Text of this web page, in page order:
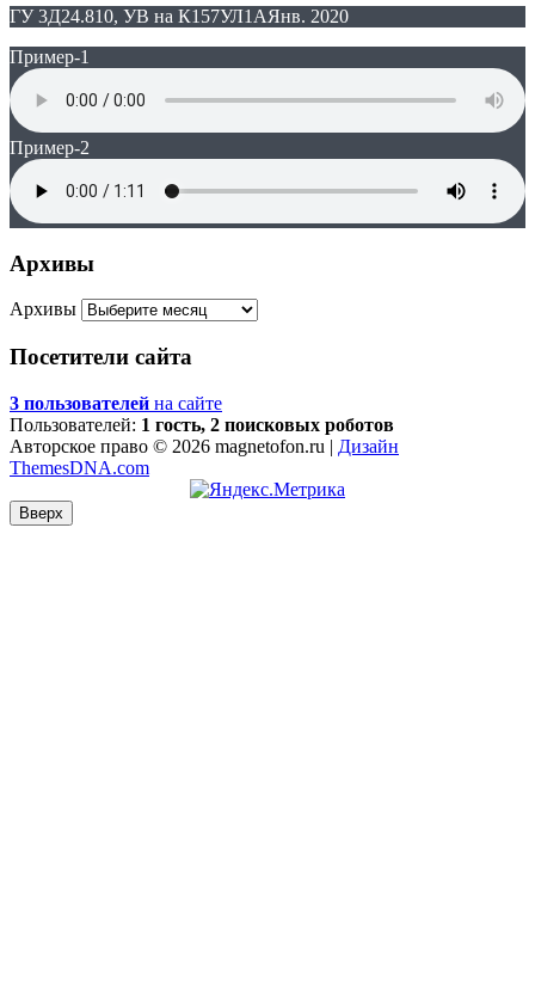
ГУ 3Д24.810, УВ на К157УЛ1АЯнв. 2020
Пример-1
Пример-2
Архивы
Архивы
Посетители сайта
3 пользователей на сайте
Пользователей: 1 гость, 2 поисковых роботов
Авторское право © 2026 magnetofon.ru | Дизайн
ThemesDNA.com
Вверх